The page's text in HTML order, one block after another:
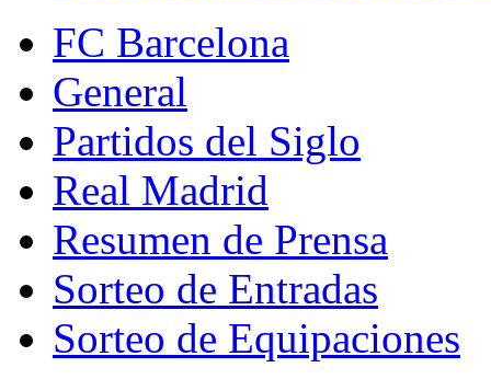
FC Barcelona
General
Partidos del Siglo
Real Madrid
Resumen de Prensa
Sorteo de Entradas
Sorteo de Equipaciones